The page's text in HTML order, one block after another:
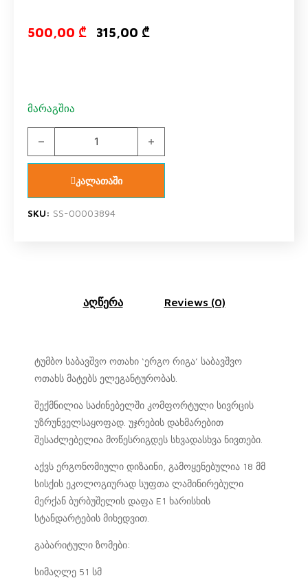
500,00 ₾ Original
315,00 ₾Current
მარაგშია
ტუმბო საბავშვო ოთახი 'ერგო რიგა' 484415 quantity
კალათაში
SKU: SS-00003894
აღწერა Reviews (0)
ტუმბო საბავშვო ოთახი ‘ერგო რიგა’ საბავშვო
ოთახს მატებს ელეგანტურობას.
შექმნილია საძინებელში კომფორტული სივრცის
უზრუნველსაყოფად. უჯრების დახმარებით
შესაძლებელია მოწესრიგდეს სხვადასხვა ნივთები.
აქვს ერგონომიული დიზაინი, გამოყენებულია 18 მმ
სისქის ეკოლოგიურად სუფთა ლამინირებული
მერქან ბურბუშელის დაფა E1 ხარისხის
სტანდარტების მიხედვით.
გაბარიტული ზომები:
სიმაღლე 51 სმ